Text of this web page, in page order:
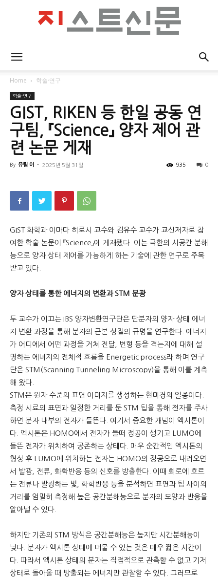
스
문
Home 학술·연구
학술·연구
GIST, RIKEN 등 한일 공동 연
구팀, 『Science』 양자 제어 관
련 논문 게재
By 유림 이 - 2025년 5월 31일 0
935
GIST 화학과 이마다 히로시 교수와 김유수 교수가 교신저자로 참
여한 학술 논문이 『Science』에 게재됐다. 이는 극한의 시공간 분해
능으로 양자 상태 제어를 가능하게 하는 기술에 관한 연구로 주목
받고 있다.
양자 상태를 통한 에너지의 변환과 STM 분광
두 교수가 이끄는 IBS 양자변환연구단은 단분자의 양자 상태 에너
지 변환 과정을 통해 분자의 근본 성질의 규명을 연구한다. 에너지
가 어디에서 어떤 과정을 거쳐 전달, 변형 등을 겪는지에 대해 설
명하는 에너지의 전체적 흐름을 Energetic process라 하며 연구
단은 STM(Scanning Tunneling Microscopy)을 통해 이를 계측
해 왔다.
STM은 원자 수준의 표면 이미지를 생성하는 현미경의 일종이다.
측정 시료의 표면과 일정한 거리를 둔 STM 팁을 통해 전자를 주사
하면 분자 내부의 전자가 들뜬다. 여기서 중요한 개념이 엑시톤이
다. 엑시톤은 HOMO에서 전자가 들떠 정공이 생기고 LUMO에
들뜬 전자가 위치하여 공존하는 상태다. 매우 순간적인 엑시톤의
형성 후 LUMO에 위치하는 전자는 HOMO의 정공으로 내려오면
서 발광, 전류, 화학반응 등의 신호를 방출한다. 이때 회로에 흐르
는 전류나 발광하는 빛, 화학반응 등을 분석하면 표면과 팁 사이의
거리를 엄밀히 측정해 높은 공간분해능으로 분자의 모양과 반응을
알아낼 수 있다.
하지만 기존의 STM 방식은 공간분해능은 높지만 시간분해능이
낮다. 분자가 엑시톤 상태에 머물 수 있는 것은 매우 짧은 시간이
다. 따라서 엑시톤 상태의 분자는 직접적으로 관측할 수 없고 기저
상태로 돌아올 때 방출되는 에너지만 관찰할 수 있다. 그러므로